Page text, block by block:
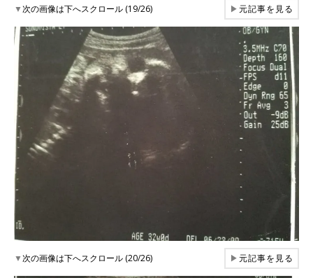
▼次の画像は下へスクロール (19/26) ▶元記事を見る
▼次の画像は下へスクロール (20/26) ▶元記事を見る